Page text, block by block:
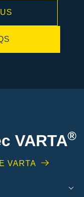
VARTA®
VARTA